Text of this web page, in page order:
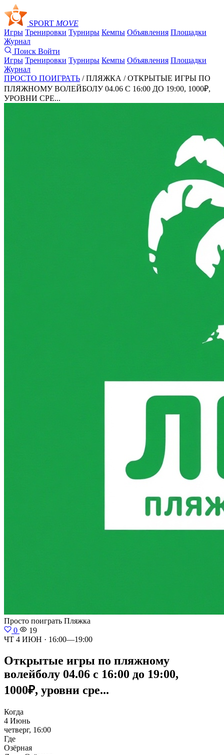
SPORT MOVE
Игры Тренировки Турниры Кемпы Объявления Площадки
Журнал
Поиск Войти
Игры Тренировки Турниры Кемпы Объявления Площадки
Журнал
ПРОСТО ПОИГРАТЬ / ПЛЯЖКА /ОТКРЫТЫЕ ИГРЫ ПО
ПЛЯЖНОМУ ВОЛЕЙБОЛУ 04.06 С 16:00 ДО 19:00, 1000₽,
УРОВНИ СРЕ...
Просто поиграть Пляжка
0
19
ЧТ 4 ИЮН · 16:00—19:00
Открытые игры по пляжному
волейболу 04.06 с 16:00 до 19:00,
1000₽, уровни сре...
Когда
4 Июнь
четверг, 16:00
Где
Озёрная